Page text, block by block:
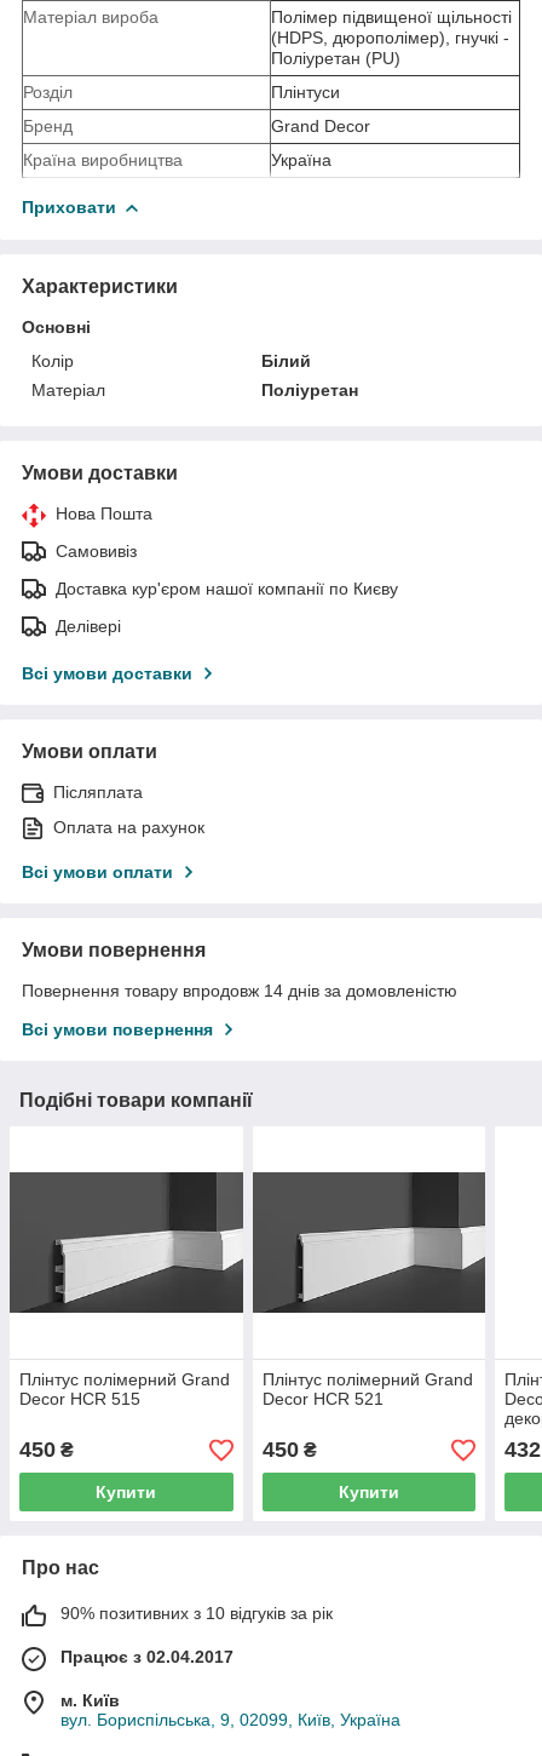
Mатеріал вироба
Полімер підвищеної щільності
(HDPS, дюрополімер), гнучкі -
Поліуретан (PU)
Розділ
Плінтуси
Бренд
Grand Decor
Країна виробництва
Україна
Приховати
Характеристики
Основні
Колір
Білий
Матеріал
Поліуретан
Умови доставки
Нова Пошта
Самовивіз
Доставка кур'єром нашої компанії по Києву
Делівері
Всі умови доставки
Умови оплати
Післяплата
Оплата на рахунок
Всі умови оплати
Умови повернення
Повернення товару впродовж 14 днів за домовленістю
Всі умови повернення
Подібні товари компанії
Плінтус полімерний Grand
Decor HCR 515
450 ₴
Купити
Плінтус полімерний Grand
Decor HCR 521
450₴
Купити
432
Про нас
90% позитивних з 10 відгуків за рік
Працює з 02.04.2017
м. Київ
вул. Бориспільська, 9, 02099, Київ, Україна